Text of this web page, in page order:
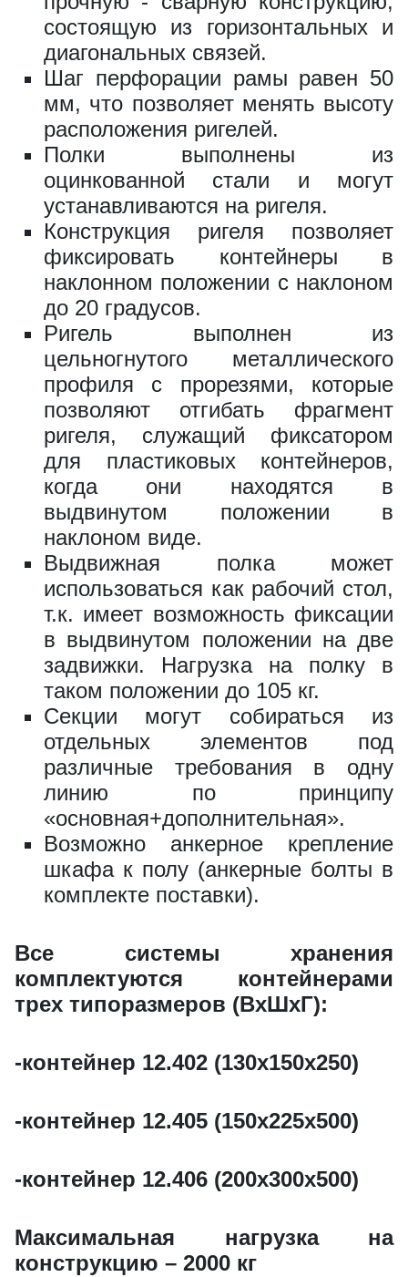
состоящую из горизонтальных и
диагональных связей.
Шаг перфорации рамы равен 50
мм, что позволяет менять высоту
расположения ригелей.
Полки выполнены из
оцинкованной стали и могут
устанавливаются на ригеля.
Конструкция ригеля позволяет
фиксировать контейнеры в
наклонном положении с наклоном
до 20 градусов.
Ригель выполнен из
цельногнутого металлического
профиля с прорезями, которые
позволяют отгибать фрагмент
ригеля, служащий фиксатором
для пластиковых контейнеров,
когда они находятся в
выдвинутом положении в
наклоном виде.
Выдвижная полка может
использоваться как рабочий стол,
т.к. имеет возможность фиксации
в выдвинутом положении на две
задвижки. Нагрузка на полку в
таком положении до 105 кг.
Секции могут собираться из
отдельных элементов под
различные требования в одну
линию по принципу
«основная+дополнительная».
Возможно анкерное крепление
шкафа к полу (анкерные болты в
комплекте поставки).
Все системы хранения
комплектуются контейнерами
трех типоразмеров (ВxШxГ):
-контейнер 12.402 (130x150x250)
-контейнер 12.405 (150x225x500)
-контейнер 12.406 (200x300x500)
Максимальная нагрузка на
конструкцию – 2000 кг